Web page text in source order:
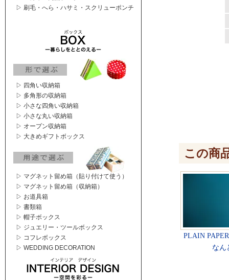
▷ 刷毛・へら・ハサミ・スクリューポンチ
▷ 四角い収納箱
▷ 多角形の収納箱
▷ 小さな四角い収納箱
▷ 小さな丸い収納箱
▷ オープン収納箱
▷ 大きめギフトボックス
▷ マグネット留め箱（貼り付けて使う）
▷ マグネット留め箱（収納箱）
▷ お道具箱
▷ 書類箱
▷ 帽子ボックス
▷ ジュエリー・ツールボックス
▷ コフレボックス
▷ WEDDING DECORATION
この商
PLAIN
なん